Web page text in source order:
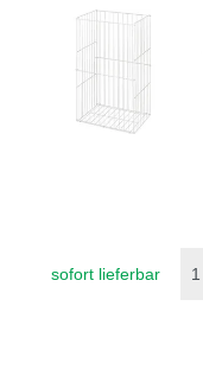
sofort lieferbar